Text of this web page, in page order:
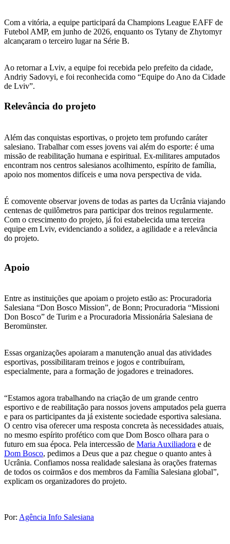
Com a vitória, a equipe participará da Champions League EAFF de
Futebol AMP, em junho de 2026, enquanto os Tytany de Zhytomyr
alcançaram o terceiro lugar na Série B.
Ao retornar a Lviv, a equipe foi recebida pelo prefeito da cidade,
Andriy Sadovyi, e foi reconhecida como “Equipe do Ano da Cidade
de Lviv”.
Relevância do projeto
Além das conquistas esportivas, o projeto tem profundo caráter
salesiano. Trabalhar com esses jovens vai além do esporte: é uma
missão de reabilitação humana e espiritual. Ex-militares amputados
encontram nos centros salesianos acolhimento, espírito de família,
apoio nos momentos difíceis e uma nova perspectiva de vida.
É comovente observar jovens de todas as partes da Ucrânia viajando
centenas de quilômetros para participar dos treinos regularmente.
Com o crescimento do projeto, já foi estabelecida uma terceira
equipe em Lviv, evidenciando a solidez, a agilidade e a relevância
do projeto.
Apoio
Entre as instituições que apoiam o projeto estão as: Procuradoria
Salesiana “Don Bosco Mission”, de Bonn; Procuradoria “Missioni
Don Bosco” de Turim e a Procuradoria Missionária Salesiana de
Beromünster.
Essas organizações apoiaram a manutenção anual das atividades
esportivas, possibilitaram treinos e jogos e contribuíram,
especialmente, para a formação de jogadores e treinadores.
“Estamos agora trabalhando na criação de um grande centro
esportivo e de reabilitação para nossos jovens amputados pela guerra
e para os participantes da já existente sociedade esportiva salesiana.
O centro visa oferecer uma resposta concreta às necessidades atuais,
no mesmo espírito profético com que Dom Bosco olhara para o
futuro em sua época. Pela intercessão de Maria Auxiliadora e de
Dom Bosco, pedimos a Deus que a paz chegue o quanto antes à
Ucrânia. Confiamos nossa realidade salesiana às orações fraternas
de todos os coirmãos e dos membros da Família Salesiana global”,
explicam os organizadores do projeto.
Por: Agência Info Salesiana